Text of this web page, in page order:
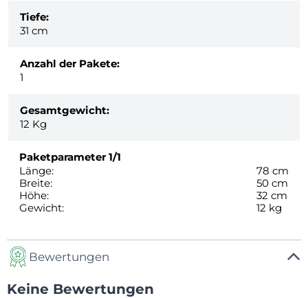
Tiefe:
31 cm
Anzahl der Pakete:
1
Gesamtgewicht:
12 Kg
Paketparameter1/1
Länge:
78 cm
Breite:
50 cm
Höhe:
32 cm
Gewicht:
12 kg
Bewertungen
Keine Bewertungen